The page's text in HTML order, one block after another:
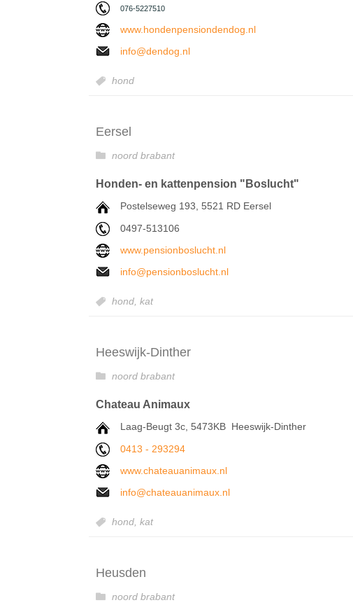
076-5227510
www.hondenpensiondendog.nl
info@dendog.nl
hond
Eersel
noord brabant
Honden- en kattenpension "Boslucht"
Postelseweg 193, 5521 RD Eersel
0497-513106
www.pensionboslucht.nl
info@pensionboslucht.nl
hond, kat
Heeswijk-Dinther
noord brabant
Chateau Animaux
Laag-Beugt 3c, 5473KB Heeswijk-Dinther
0413 - 293294
www.chateauanimaux.nl
info@chateauanimaux.nl
hond, kat
Heusden
noord brabant